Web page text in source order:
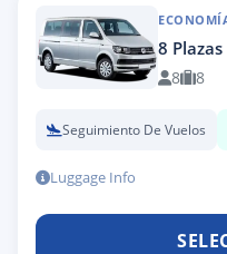
8 Plazas
8 8
Seguimiento De Vuelos
Luggage Info